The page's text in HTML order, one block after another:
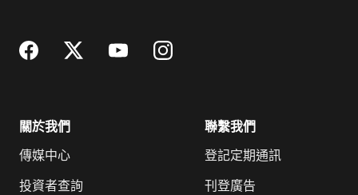
關於我們
傳媒中心
投資者查詢
聯繫我們
登記定期通訊
刊登廣告